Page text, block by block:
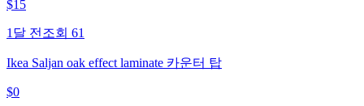
$15
1달 전 조회 61
Ikea Saljan oak effect laminate 카운터 탑
$0